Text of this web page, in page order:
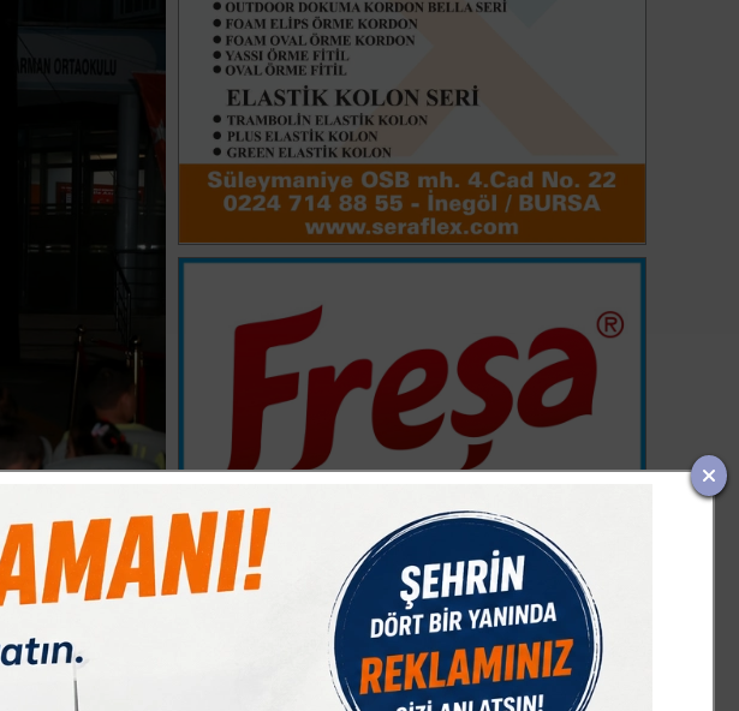
Paylas
DOLAR
EURO
GRAM ALTIN
Ç. ALTIN